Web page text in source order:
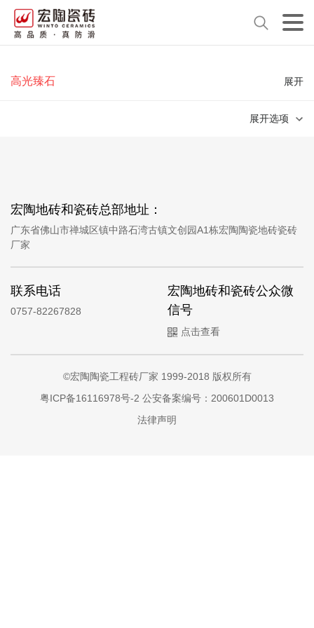
高光臻石 展开
展开选项
宏陶地砖和瓷砖总部地址：
广东省佛山市禅城区镇中路石湾古镇文创园A1栋宏陶陶瓷地砖瓷砖
厂家
联系电话
0757-82267828
宏陶地砖和瓷砖公众微
信号
点击查看
©宏陶陶瓷工程砖厂家 1999-2018 版权所有
粤ICP备16116978号-2 公安备案编号：200601D0013
法律声明